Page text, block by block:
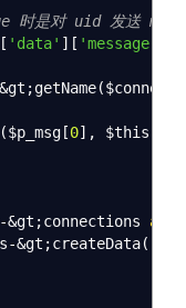
时是对 uid 发送
[ 'data' ] [ 'message'
gt ;getName(
($p_msg [0] , $this
-&gt ;connections as
-&gt ;createData(